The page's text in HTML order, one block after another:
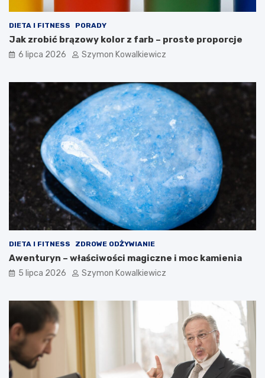
DIETA I FITNESS PORADY
Jak zrobić brązowy kolor z farb – proste proporcje
6 lipca 2026 Szymon Kowalkiewicz
DIETA I FITNESS ZDROWE ODŻYWIANIE
Awenturyn – właściwości magiczne i moc kamienia
5 lipca 2026 Szymon Kowalkiewicz